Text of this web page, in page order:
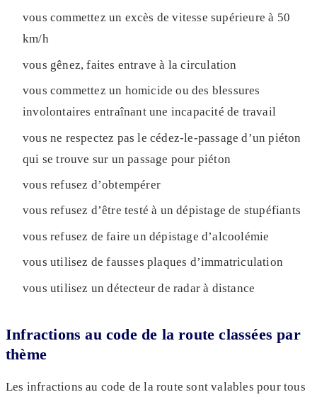
vous commettez un excès de vitesse supérieure à 50
km/h
vous gênez, faites entrave à la circulation
vous commettez un homicide ou des blessures
involontaires entraînant une incapacité de travail
vous ne respectez pas le cédez-le-passage d’un piéton
qui se trouve sur un passage pour piéton
vous refusez d’obtempérer
vous refusez d’être testé à un dépistage de stupéfiants
vous refusez de faire un dépistage d’alcoolémie
vous utilisez de fausses plaques d’immatriculation
vous utilisez un détecteur de radar à distance
Infractions au code de la route classées par
thème
Les infractions au code de la route sont valables pour tous